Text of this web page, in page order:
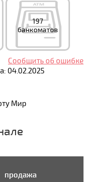
197
банкоматов
Сообщить об ошибке
04.02.2025
Мир
продажа